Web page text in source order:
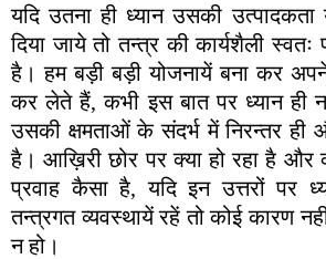
यदि उतना ही ध्यान उसकी उत्पादकता
दिया जाये तो तन्त्र की कार्यशैली स्वतः
है। हम बड़ी बड़ी योजनायें बना कर अपने
कर लेते हैं, कभी इस बात पर ध्यान ही
उसकी क्षमताओं के संदर्भ में निरन्तर ही
है। आख़िरी छोर पर क्या हो रहा है और
प्रवाह कैसा है, यदि इन उत्तरों पर
तन्त्रगत व्यवस्थायें रहें तो कोई कारण
न हो।